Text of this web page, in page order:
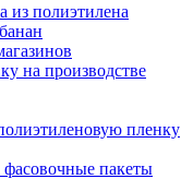
из полиэтилена
на производстве
пленку
пакеты